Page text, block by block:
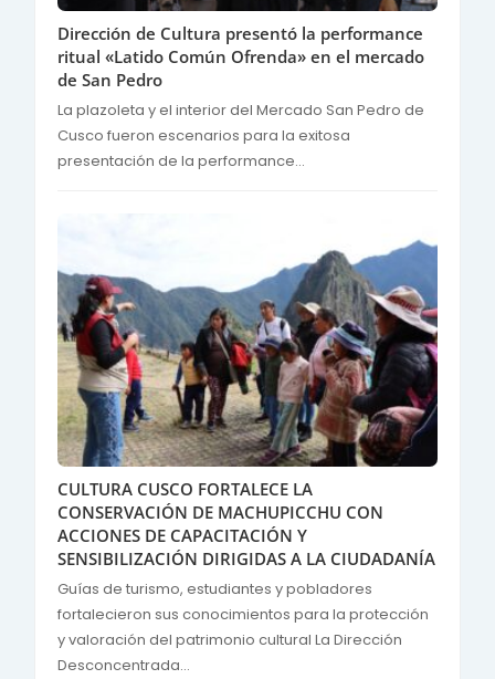
Dirección de Cultura presentó la performance
ritual «Latido Común Ofrenda» en el mercado
de San Pedro
La plazoleta y el interior del Mercado San Pedro de
Cusco fueron escenarios para la exitosa
presentación de la performance...
CULTURA CUSCO FORTALECE LA
CONSERVACIÓN DE MACHUPICCHU CON
ACCIONES DE CAPACITACIÓN Y
SENSIBILIZACIÓN DIRIGIDAS A LA CIUDADANÍA
Guías de turismo, estudiantes y pobladores
fortalecieron sus conocimientos para la protección
y valoración del patrimonio cultural La Dirección
Desconcentrada...